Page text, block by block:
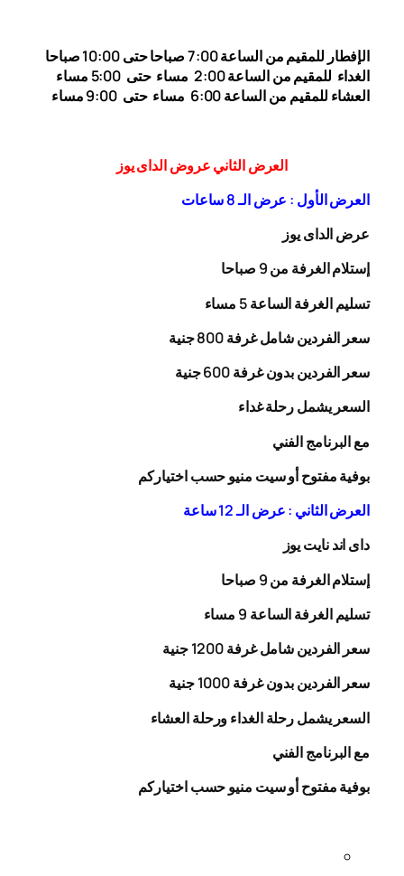
الإفطار للمقيم من الساعة 7:00 صباحا حتى 10:00
صباحا
الغداء للمقيم من الساعة 2:00 مساء حتى
5:00 مساء
العشاء للمقيم من الساعة 6:00 مساء حتى 9:00 مساء
العرض الثاني عروض الداى يوز
العرض الأول : عرض الـ 8 ساعات
عرض الداى يوز
إستلام الغرفة من 9 صباحا
تسليم الغرفة الساعة 5 مساء
سعر الفردين شامل غرفة
800 جنية
سعر الفردين بدون غرفة
600 جنية
السعر يشمل رحلةغداء
مع البرنامج الفني
بوفية مفتوح أو سيت منيو حسب اختياركم
العرض الثاني : عرض الـ 12 ساعة
داى اند نايت يوز
إستلام الغرفة من 9 صباحا
تسليم الغرفة الساعة 9 مساء
سعر الفردين شامل غرفة
1200
جنية
سعر الفردين بدون غرفة1000جنية
السعر يشمل رحلة الغداء ورحلة العشاء
مع البرنامج الفني
بوفية مفتوح أو سيت منيو حسب اختياركم